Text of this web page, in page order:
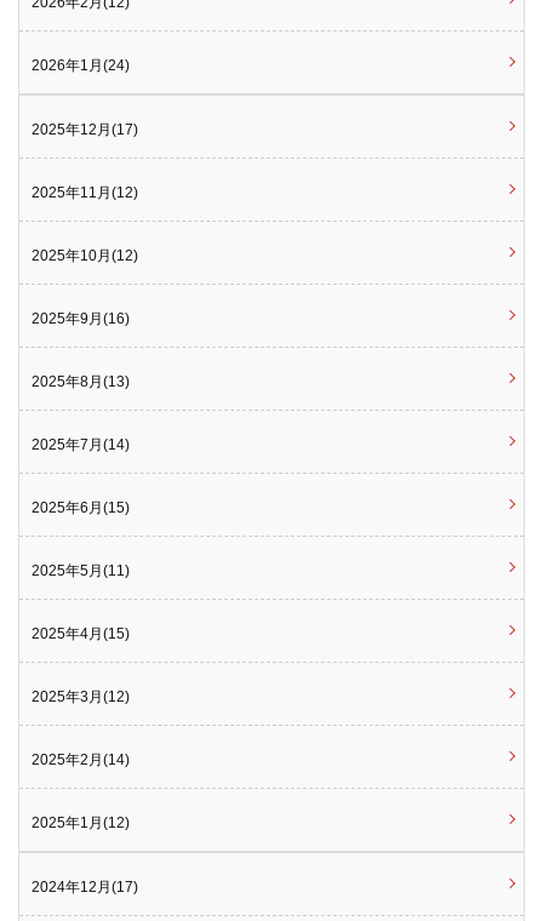
2026年1月(24)
2025年12月(17)
2025年11月(12)
2025年10月(12)
2025年9月(16)
2025年8月(13)
2025年7月(14)
2025年6月(15)
2025年5月(11)
2025年4月(15)
2025年3月(12)
2025年2月(14)
2025年1月(12)
2024年12月(17)